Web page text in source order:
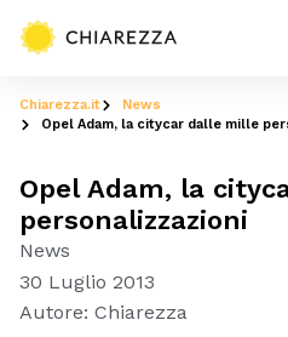
Chiarezza.it
News
Opel Adam, la citycar dalle mille
Opel Adam, la
personalizzazioni
News
30 Luglio 2013
Autore: Chiarezza